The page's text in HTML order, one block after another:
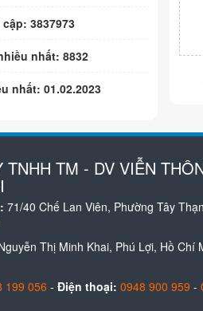
3837973
nhất: 8832
nhất: 01.02.2023
TNHH TM - DV VIỄN
71/40 Chế Lan Viên, Phường Tây
Thị Minh Khai, Phú Lợi, Hồ Chí
199 056 - Điện thoại: 0948 900 959 -